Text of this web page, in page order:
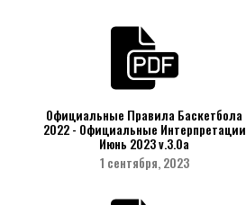
Официальные Правила Баскетбола
2022 - Официальные Интерпретации
Июнь 2023 v.3.0а
1 сентября, 2023